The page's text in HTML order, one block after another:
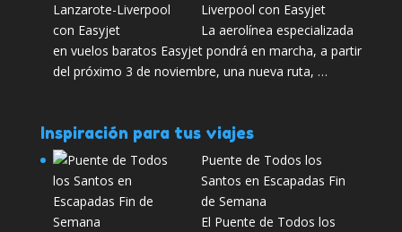
Liverpool con Easyjet
La aerolínea especializada
en vuelos baratos Easyjet pondrá en marcha, a partir
del próximo 3 de noviembre, una nueva ruta, …
Inspiración para tus viajes
Puente de Todos los
Santos en Escapadas Fin
de Semana
El Puente de Todos los